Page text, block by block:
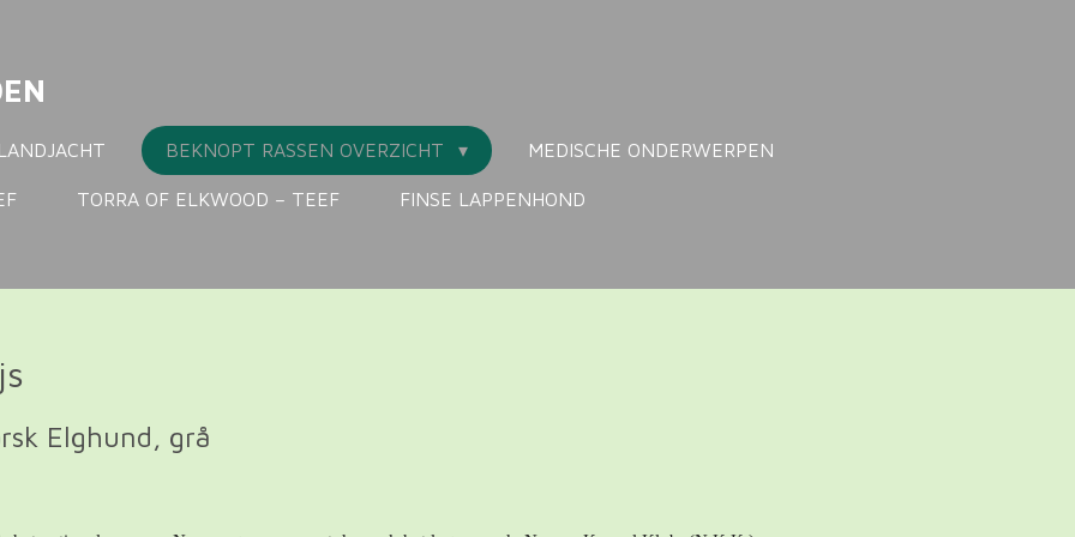
BEKNOPT RASSEN OVERZICHT MEDISCHE ONDERWERPEN
TORRA OF ELKWOOD – TEEF FINSE LAPPENHOND
Elghund, grå